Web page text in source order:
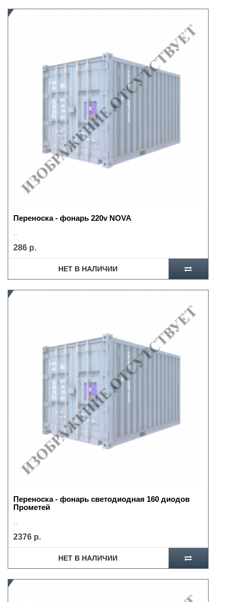
Переноска - фонарь 220v NOVA
286 р.
НЕТ В НАЛИЧИИ
Переноска - фонарь светодиодная 160 диодов
Прометей
2376 р.
НЕТ В НАЛИЧИИ